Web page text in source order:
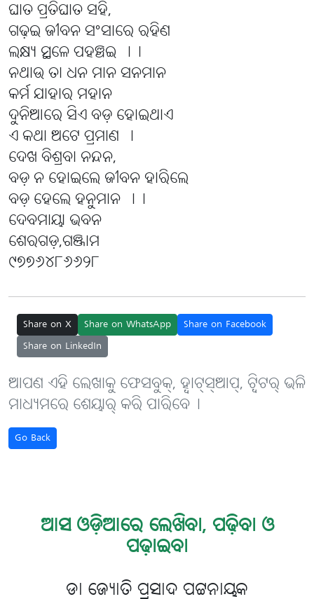
ଘାତ ପ୍ରତିଘାତ ସହି,
ଗଢ଼ଇ ଜୀବନ ସଂସାରେ ରହିଣ
ଲକ୍ଷ୍ୟ ସ୍ଥଳେ ପହଞ୍ଚଇ ।।
ନଥାଉ ତା ଧନ ମାନ ସନମାନ
କର୍ମ ଯାହାର ମହାନ
ଦୁନିଆରେ ସିଏ ବଡ଼ ହୋଇଥାଏ
ଏ କଥା ଅଟେ ପ୍ରମାଣ ।
ଦେଖ ବିଶ୍ରବା ନନ୍ଦନ,
ବଡ଼ ନ ହୋଇଲେ ଜୀବନ ହାରିଲେ
ବଡ଼ ହେଲେ ହନୁମାନ ।।
ଦେବମାୟା ଭବନ
ଶେରଗଡ଼,ଗଞ୍ଜାମ
୯୭୭୬୪୮୬୬୨୮
Share on X Share on WhatsApp
Share on Facebook
Share on LinkedIn
ଆପଣ ଏହି ଲେଖାକୁ ଫେସବୁକ୍, ହ୍ବାଟ୍‌ସ୍‌ଆପ୍, ଟ୍ବିଟର୍ ଭଳି
ମାଧ୍ୟମରେ ଶେୟାର୍ କରି ପାରିବେ୤
Go Back
ଆସ ଓଡ଼ିଆରେ ଲେଖିବା, ପଢ଼ିବା ଓ
ପଢ଼ାଇବା
ଡା ଜ୍ୟୋତି ପ୍ରସାଦ ପଟ୍ଟନାୟକ